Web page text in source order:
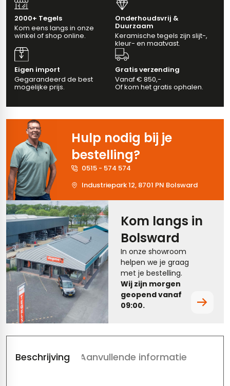
2000+ Tegels
Kom eens langs in onze
winkel of shop online.
Onderhoudsvrij &
Duurzaam
Keramische tegels zijn slijt-,
kleur- en maatvast.
Eigen import
Gegarandeerd de best
mogelijke prijs.
Gratis verzending
Vanaf € 850,-
Of kom het gratis ophalen.
Kom langs in
Bolsward
In onze showroom
helpen we je graag
met je bestelling.
Wij zijn morgen
geopend vanaf
09:00.
Hulp nodig bij je
bestelling?
0515 - 574 574
Industriepark 12, 8701 PN Bolsward
Beschrijving Aanvullende informatie
x 33 cm